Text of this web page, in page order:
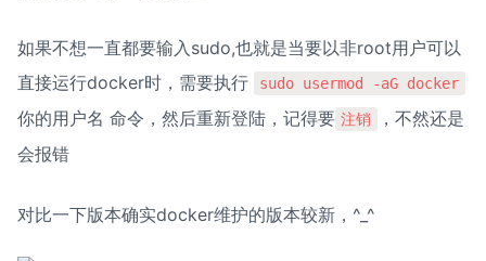
如果不想一直都要输入sudo,也就是当要以非root用户可以
直接运行docker时，需要执行
sudo usermod -aG docker
你的用户名 命令，然后重新登陆，记得要 注销
，不然还是
会报错
对比一下版本确实docker维护的版本较新，^_^